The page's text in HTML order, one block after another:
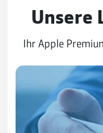
Unsere
Ihr Apple